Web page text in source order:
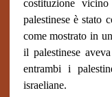
costituzione
palestinese è stato
come mostrato in
il palestinese
entrambi i
israeliane.